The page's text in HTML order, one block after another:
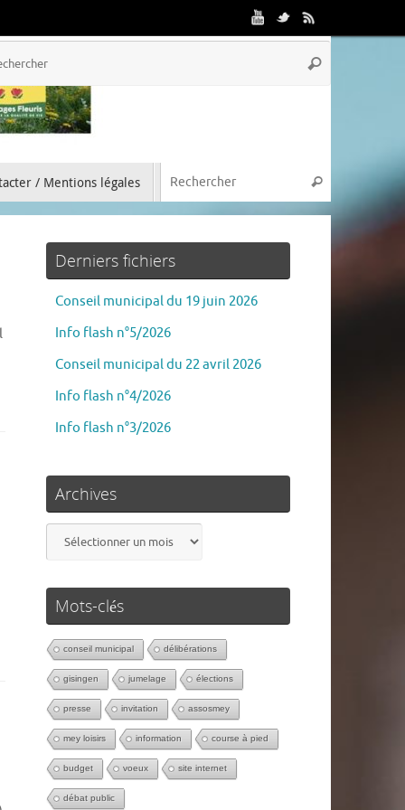
/ Mentions légales
Derniers fichiers
Conseil municipal du 19 juin 2026
Info flash n°5/2026
Conseil municipal du 22 avril 2026
Info flash n°4/2026
Info flash n°3/2026
Archives
Mots-clés
conseil municipal délibérations
gisingen jumelage élections
presse invitation assosmey
mey loisirs information course à pied
budget voeux site internet
débat public